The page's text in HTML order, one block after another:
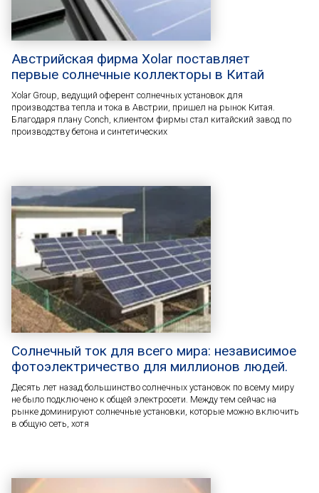
Австрийская фирма Xolar поставляет
первые солнечные коллекторы в Китай
Xolar Group, ведущий оферент солнечных установок для
производства тепла и тока в Австрии, пришел на рынок Китая.
Благодаря плану Conch, клиентом фирмы стал китайский завод по
производству бетона и синтетических
Солнечный ток для всего мира: независимое
фотоэлектричество для миллионов людей.
Десять лет назад большинство солнечных установок по всему миру
не было подключено к общей электросети. Между тем сейчас на
рынке доминируют солнечные установки, которые можно включить
в общую сеть, хотя